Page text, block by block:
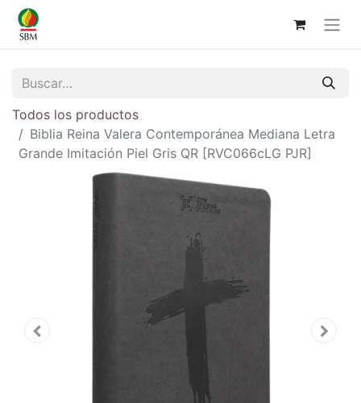
Todos los productos
Biblia Reina Valera Contemporánea Mediana Letra
Grande Imitación Piel Gris QR [RVC066cLG PJR]